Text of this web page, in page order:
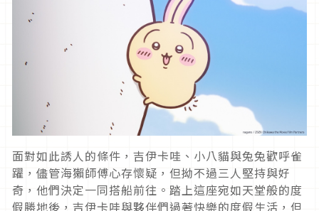
面對如此誘人的條件，吉伊卡哇、小八貓與兔兔歡呼雀
躍，儘管海獺師傅心存懷疑，但拗不過三人堅持與好
奇，他們決定一同搭船前往。踏上這座宛如天堂般的度
假勝地後，吉伊卡哇與夥伴們過著快樂的度假生活，但